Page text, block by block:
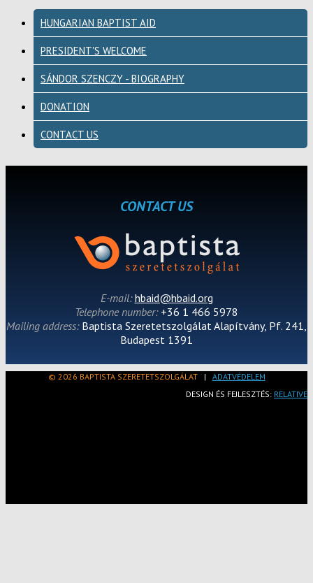
HUNGARIAN BAPTIST AID
PRESIDENT'S WELCOME
SÁNDOR SZENCZY - BIOGRAPHY
DONATION
CONTACT US
CONTACT US
E-mail:hbaid@hbaid.org
Telephone number: +36 1 466 5978
Mailing address: Baptista Szeretetszolgálat Alapítvány, Pf. 241,
Budapest 1391
© 2026 BAPTISTA SZERETETSZOLGÁLAT| ADATVÉDELEM
DESIGN ÉS FEJLESZTÉS: RELATIVE